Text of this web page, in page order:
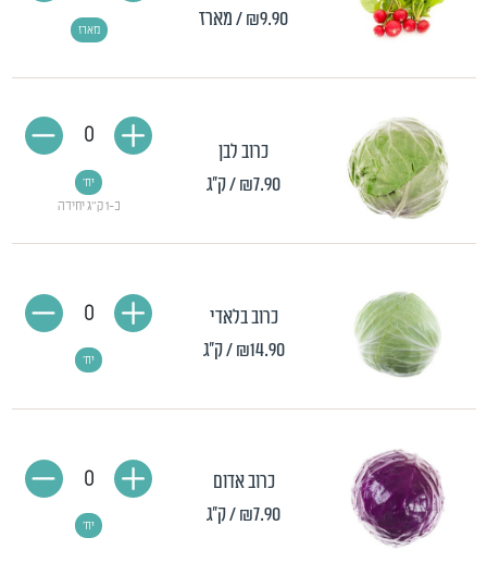
₪9.90/ מארז מארז
כרוב לבן
₪7.90/ ק"ג
כ-1 ק"ג יחידה
יח'
0
כרוב בלאדי
₪14.90 / ק"ג יח'
0
כרוב אדום
₪7.90/ ק"ג יח'
0